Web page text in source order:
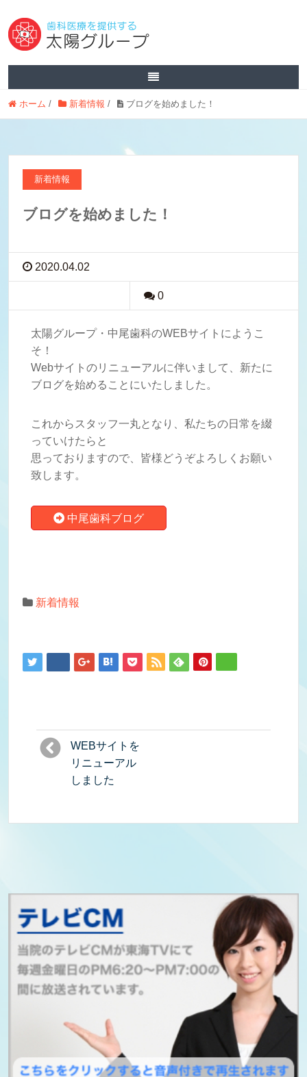
ホーム / 新着情報 / ブログを始めました！
新着情報
ブログを始めました！
2020.04.02
0
太陽グループ・中尾歯科のWEBサイトにようこ
そ！
Webサイトのリニューアルに伴いまして、新たに
ブログを始めることにいたしました。
これからスタッフ一丸となり、私たちの日常を綴
っていけたらと
思っておりますので、皆様どうぞよろしくお願い
致します。
中尾歯科ブログ
新着情報
WEBサイトを
リニューアル
しました